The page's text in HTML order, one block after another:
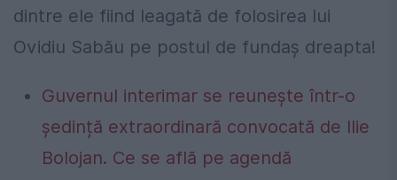
dintre ele fiind leagată de folosirea lui
Ovidiu Sabău pe postul de fundaș dreapta!
Guvernul interimar se reunește într-o
ședință extraordinară convocată de Ilie
Bolojan. Ce se află pe agendă